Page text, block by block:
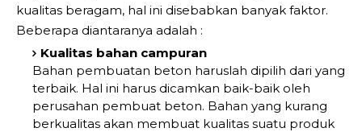
kualitas beragam, hal ini disebabkan banyak faktor.
Beberapa diantaranya adalah :
Kualitas bahan campuran
Bahan pembuatan beton haruslah dipilih dari yang
terbaik. Hal ini harus dicamkan baik-baik oleh
perusahan pembuat beton. Bahan yang kurang
berkualitas akan membuat kualitas suatu produk